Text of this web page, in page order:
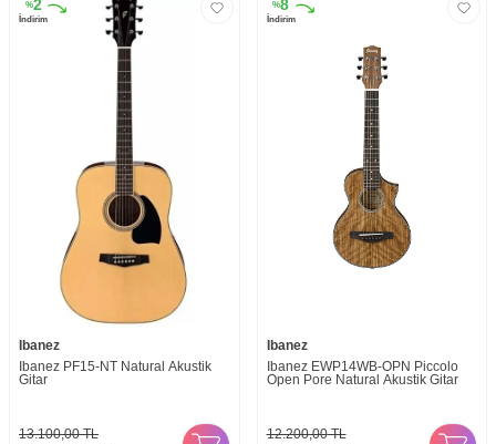
%2
İndirim
Ibanez
Ibanez PF15-NT Natural Akustik
Gitar
13.100,00TL
%8
İndirim
Ibanez
Ibanez EWP14WB-OPN Piccolo
Open Pore Natural Akustik Gitar
12.200,00TL